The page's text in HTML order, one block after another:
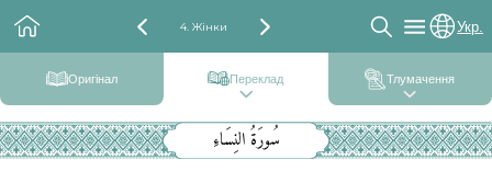
4. Жінки Укр.
Оригінал Переклад Тлумачення
سُورَةُ النِسَاءِ